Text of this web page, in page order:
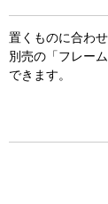
置くものに合わ
別売の「フレー
できます。